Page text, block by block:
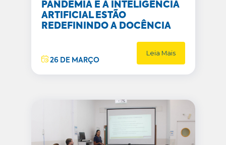
PANDEMIA E A INTELIGÊNCIA
ARTIFICIAL ESTÃO
REDEFININDO A DOCÊNCIA
26 DE MARÇO
Leia Mais